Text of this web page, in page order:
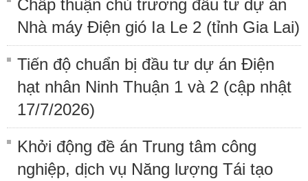
Chấp thuận chủ trương đầu tư dự án
Nhà máy Điện gió Ia Le 2 (tỉnh Gia Lai)
Tiến độ chuẩn bị đầu tư dự án Điện
hạt nhân Ninh Thuận 1 và 2 (cập nhật
17/7/2026)
Khởi động đề án Trung tâm công
nghiệp, dịch vụ Năng lượng Tái tạo